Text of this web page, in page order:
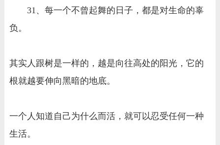
31、每一个不曾起舞的日子，都是对生命的辜
负。
其实人跟树是一样的，越是向往高处的阳光，它的
根就越要伸向黑暗的地底。
一个人知道自己为什么而活，就可以忍受任何一种
生活。